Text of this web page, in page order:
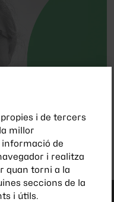
i de tercers
millor
informació de
i realitza
quan torni a la
seccions de la
i útils.